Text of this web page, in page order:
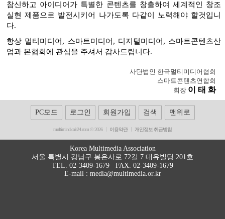
참신하고 아이디어가 특별한 콘텐츠를 창출하여 세계적인 창조
실현 제품으로 발전시키어 나가도록 다같이 노력해야 할것입니
다.
항상 멀티미디어, 스마트미디어, 디지털미디어, 스마트콘텐츠산
업과 본협회에 관심을 주셔서 감사드립니다.
사단법인 한국멀티미디어협회
스마트콘텐츠연합회
회장 이 태 화
PC모드 로그인 회원가입 검색 맨위로
multimind.cafe24.com © 2026 이용약관 개인정보 취급방침
Korea Multimedia Association
서울 특별시 강남구 봉은사로 72길 7 대유빌딩 201호
TEL. 02-3409-1679 FAX. 02-3409-1679
E-mail : media@multimedia.or.kr